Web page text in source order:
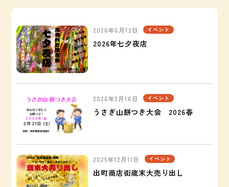
2026年6月12日 イベント
2026年七夕夜店
2026年2月16日 イベント
うさぎ山餅つき大会 2026春
2025年12月11日 イベント
出町商店街歳末大売り出し